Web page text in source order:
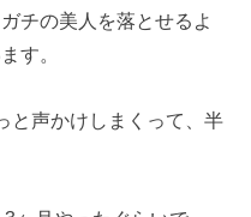
チの美人を落とせるよ
す。
と声かけしまくって、半